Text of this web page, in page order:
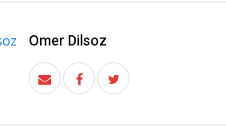
Omer Dilsoz